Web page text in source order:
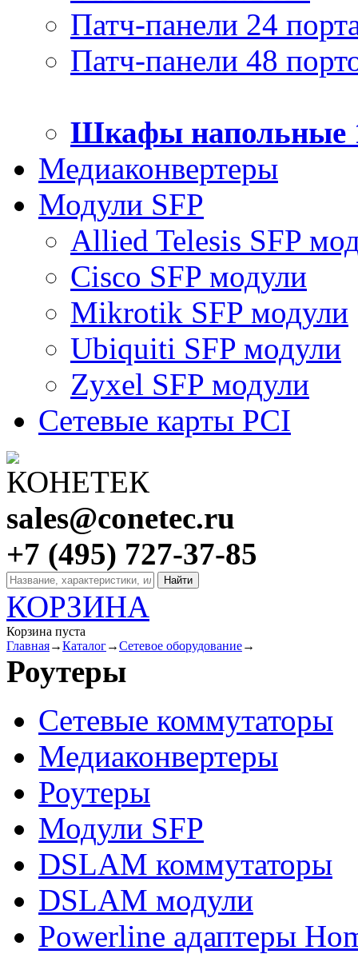
Патч-панели 24
Патч-панели 48
Шкафы напольные
Медиаконвертеры
Модули SFP
Allied Telesis SFP
Cisco SFP модули
Mikrotik SFP модули
Ubiquiti SFP модули
Zyxel SFP модули
Сетевые карты PCI
sales@conetec.ru
+7 (495) 727-37-85
КОРЗИНА
Корзина пуста
Главная→Каталог→Сетевое оборудование→
Роутеры
Сетевые коммутаторы
Медиаконвертеры
Роутеры
Модули SFP
DSLAM коммутаторы
DSLAM модули
Powerline адаптеры